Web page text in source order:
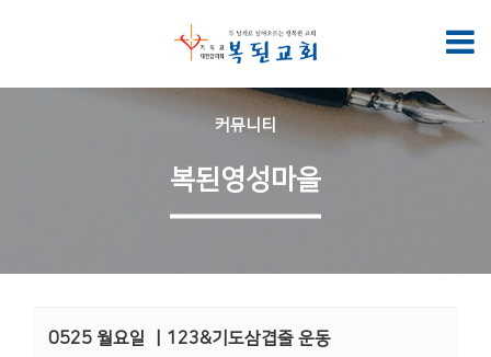
커뮤니티
복된영성마을
0525 월요일 ㅣ123&기도삼겹줄 운동